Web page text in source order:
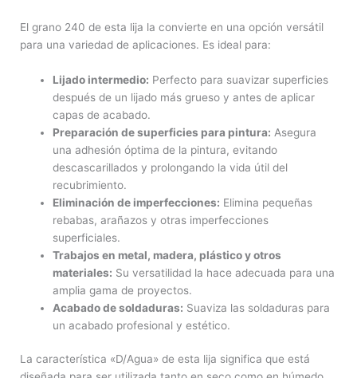
El grano 240 de esta lija la convierte en una opción versátil
para una variedad de aplicaciones. Es ideal para:
Lijado intermedio: Perfecto para suavizar superficies
después de un lijado más grueso y antes de aplicar
capas de acabado.
Preparación de superficies para pintura: Asegura
una adhesión óptima de la pintura, evitando
descascarillados y prolongando la vida útil del
recubrimiento.
Eliminación de imperfecciones: Elimina pequeñas
rebabas, arañazos y otras imperfecciones
superficiales.
Trabajos en metal, madera, plástico y otros
materiales: Su versatilidad la hace adecuada para una
amplia gama de proyectos.
Acabado de soldaduras: Suaviza las soldaduras para
un acabado profesional y estético.
La característica «D/Agua» de esta lija significa que está